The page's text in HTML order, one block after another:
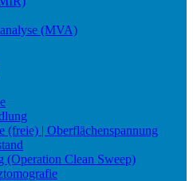
(MVA)
(freie) | Oberflächenspannung
(Operation Clean Sweep)